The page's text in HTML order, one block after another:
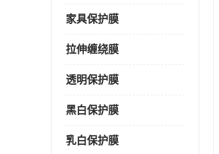
家具保护膜
拉伸缠绕膜
透明保护膜
黑白保护膜
乳白保护膜